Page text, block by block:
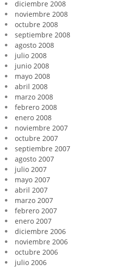
diciembre 2008
noviembre 2008
octubre 2008
septiembre 2008
agosto 2008
julio 2008
junio 2008
mayo 2008
abril 2008
marzo 2008
febrero 2008
enero 2008
noviembre 2007
octubre 2007
septiembre 2007
agosto 2007
julio 2007
mayo 2007
abril 2007
marzo 2007
febrero 2007
enero 2007
diciembre 2006
noviembre 2006
octubre 2006
julio 2006